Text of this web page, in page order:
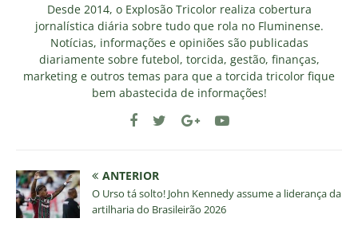
Desde 2014, o Explosão Tricolor realiza cobertura
jornalística diária sobre tudo que rola no Fluminense.
Notícias, informações e opiniões são publicadas
diariamente sobre futebol, torcida, gestão, finanças,
marketing e outros temas para que a torcida tricolor fique
bem abastecida de informações!
ANTERIOR
O Urso tá solto! John Kennedy assume a liderança da
artilharia do Brasileirão 2026